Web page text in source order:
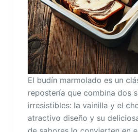
El budín marmolado es un
repostería que combina dos
irresistibles: la vainilla y el
atractivo diseño y su